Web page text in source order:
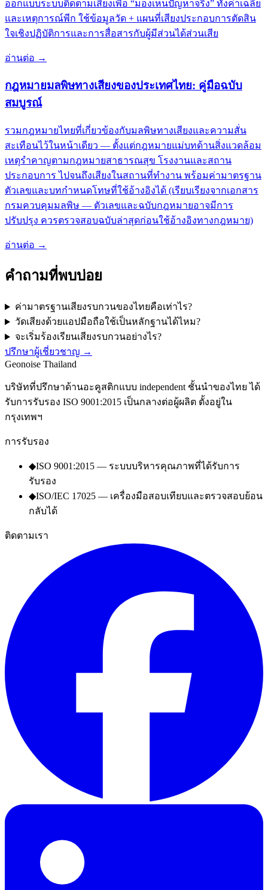
ออกแบบระบบติดตามเสียงเพื่อ “มองเห็นปัญหาจริง” ทั้งค่าเฉลี่ย
และเหตุการณ์พีก ใช้ข้อมูลวัด + แผนที่เสียงประกอบการตัดสิน
ใจเชิงปฏิบัติการและการสื่อสารกับผู้มีส่วนได้ส่วนเสีย
อ่านต่อ →
กฎหมายมลพิษทางเสียงของประเทศไทย: คู่มือฉบับ
สมบูรณ์
รวมกฎหมายไทยที่เกี่ยวข้องกับมลพิษทางเสียงและความสั่น
สะเทือนไว้ในหน้าเดียว — ตั้งแต่กฎหมายแม่บทด้านสิ่งแวดล้อม
เหตุรำคาญตามกฎหมายสาธารณสุข โรงงานและสถาน
ประกอบการ ไปจนถึงเสียงในสถานที่ทำงาน พร้อมค่ามาตรฐาน
ตัวเลขและบทกำหนดโทษที่ใช้อ้างอิงได้ (เรียบเรียงจากเอกสาร
กรมควบคุมมลพิษ — ตัวเลขและฉบับกฎหมายอาจมีการ
ปรับปรุง ควรตรวจสอบฉบับล่าสุดก่อนใช้อ้างอิงทางกฎหมาย)
อ่านต่อ →
คำถามที่พบบ่อย
ค่ามาตรฐานเสียงรบกวนของไทยคือเท่าไร?
วัดเสียงด้วยแอปมือถือใช้เป็นหลักฐานได้ไหม?
จะเริ่มร้องเรียนเสียงรบกวนอย่างไร?
ปรึกษาผู้เชี่ยวชาญ →
Geonoise Thailand
บริษัทที่ปรึกษาด้านอะคูสติกแบบ independent ชั้นนำของไทย ได้
รับการรับรอง ISO 9001:2015 เป็นกลางต่อผู้ผลิต ตั้งอยู่ใน
กรุงเทพฯ
การรับรอง
◆ISO 9001:2015 — ระบบบริหารคุณภาพที่ได้รับการ
รับรอง
◆ISO/IEC 17025 — เครื่องมือสอบเทียบและตรวจสอบย้อน
กลับได้
ติดตามเรา